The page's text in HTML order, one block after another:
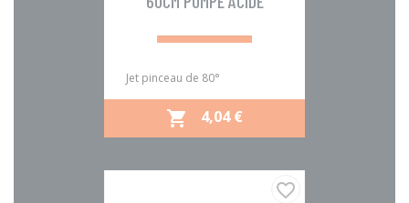
Jet pinceau de 80°
 PRIX
4,04 €
favorite_border